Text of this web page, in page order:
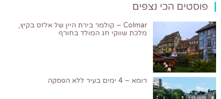
פוסטים הכי נצפים
Colmar – קולמר בירת היין של אלזס בקיץ,
מלכת שווקי חג המולד בחורף
רומא – 4 ימים בעיר ללא הפסקה